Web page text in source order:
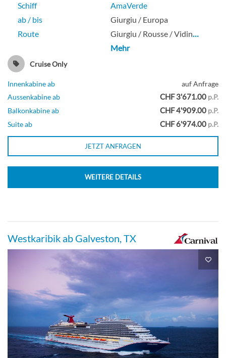
Schiff
AmaVerde
ab / bis
Giurgiu / Europa
Route
Giurgiu / Rousse / Vidin…
Mehr
Cruise Only
Innenkabine ab
auf Anfrage
Aussenkabine ab
CHF 3'671.00 p.P.
Balkonkabine ab
CHF 4'909.00 p.P.
Suite ab
CHF 6'974.00 p.P.
JETZT ANFRAGEN
WEITERE DETAILS
Westkaribik ab Galveston, TX